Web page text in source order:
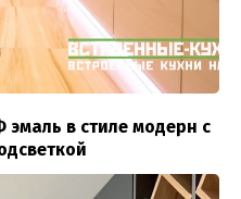
в стиле модерн с